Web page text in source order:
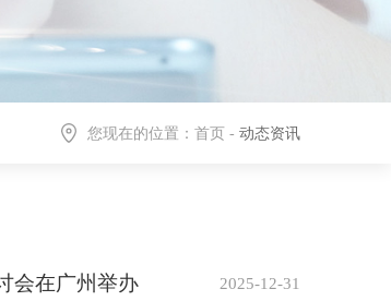
您现在的位置： 首页- 动态资讯
2025-12-31
会在广州举办